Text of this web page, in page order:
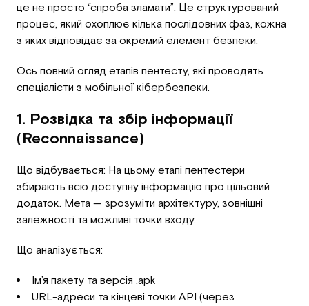
це не просто “спроба зламати”. Це структурований
процес, який охоплює кілька послідовних фаз, кожна
з яких відповідає за окремий елемент безпеки.
Ось повний огляд етапів пентесту, які проводять
спеціалісти з мобільної кібербезпеки.
1. Розвідка та збір інформації
(Reconnaissance)
Що відбувається: На цьому етапі пентестери
збирають всю доступну інформацію про цільовий
додаток. Мета — зрозуміти архітектуру, зовнішні
залежності та можливі точки входу.
Що аналізується:
Ім’я пакету та версія .apk
URL-адреси та кінцеві точки API (через